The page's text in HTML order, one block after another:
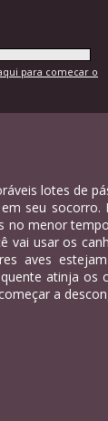
para comecar o
lotes de
seu socorro.
no menor
vai usar os
aves estejam
atinja os
a